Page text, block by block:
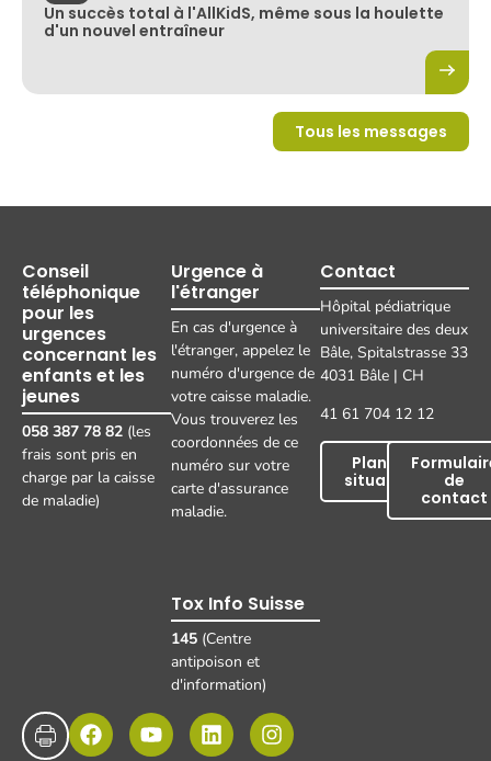
Un succès total à l'AllKidS, même sous la houlette
d'un nouvel entraîneur
Tous les messages
Conseil
téléphonique
pour les
urgences
concernant les
enfants et les
jeunes
058 387 78 82 (les
frais sont pris en
charge par la caisse
de maladie)
Urgence à
l'étranger
En cas d'urgence à
l'étranger, appelez le
numéro d'urgence de
votre caisse maladie.
Vous trouverez les
coordonnées de ce
numéro sur votre
carte d'assurance
maladie.
Tox Info Suisse
145 (Centre
antipoison et
d'information)
Contact
Hôpital pédiatrique
universitaire des deux
Bâle, Spitalstrasse 33
4031 Bâle | CH
41 61 704 12 12
Plan de
situation
de
contact